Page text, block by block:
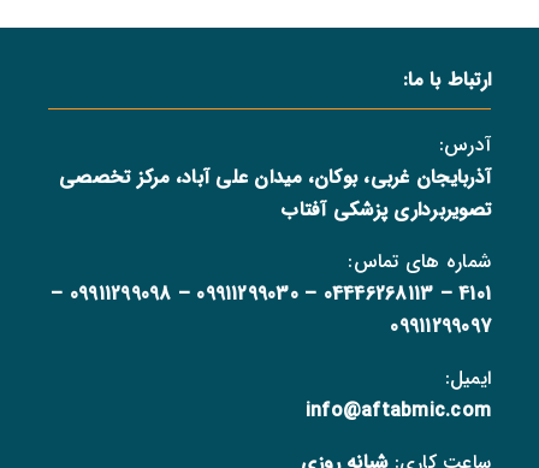
ارتباط با ما:
آدرس:
آذربایجان غربی، بوکان، میدان علی آباد، مرکز تخصصی
تصویربرداری پزشکی آفتاب
شماره های تماس:
4101
–
04446268113
–
09911299030
–
09911299098
–
09911299097
ایمیل:
info@aftabmic.com